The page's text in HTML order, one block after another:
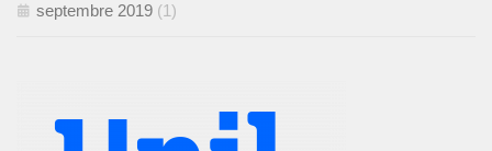
septembre 2019 (1)